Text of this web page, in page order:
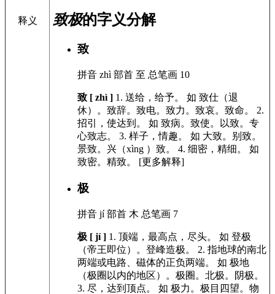
释义 致极的字义分解
致
拼音 zhì 部首 至 总笔画 10
致 [ zhì ] 1. 送给，给予。 如 致仕（退
休）。致辞。致电。致力。致哀。致命。
2.
招引，使达到。 如 致病。致使。以致。专
心致志。
3. 样子，情趣。 如 大致。别致。
景致。兴（xìng ）致。
4. 细密，精细。 如
致密。精致。
[更多解释]
极
拼音 jí部首 木 总笔画 7
极 [ jí ] 1. 顶端，最高点，尽头。 如 登极
（帝王即位）。登峰造极。
2. 指地球的南北
两端或电路、磁体的正负两端。 如 极地
（极圈以内的地区）。极圈。北极。阴极。
3. 尽，达到顶点。 如 极力。极目四望。物